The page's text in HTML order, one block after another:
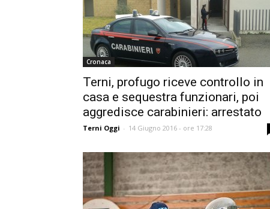
Cronaca
Terni, profugo riceve controllo in
casa e sequestra funzionari, poi
aggredisce carabinieri: arrestato
Terni Oggi - 14 Giugno 2016 - ore 17:28